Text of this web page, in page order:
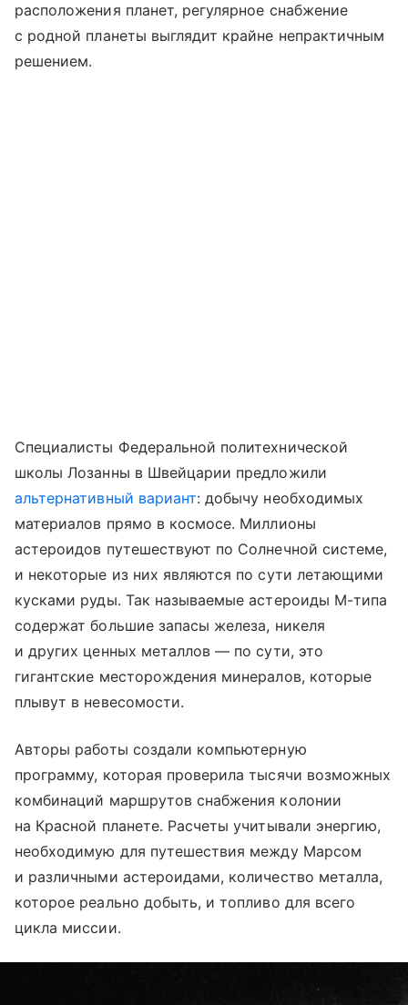
расположения планет, регулярное снабжение
с родной планеты выглядит крайне непрактичным
решением.
Специалисты Федеральной политехнической
школы Лозанны в Швейцарии предложили
альтернативный вариант: добычу необходимых
материалов прямо в космосе. Миллионы
астероидов путешествуют по Солнечной системе,
и некоторые из них являются по сути летающими
кусками руды. Так называемые астероиды М-типа
содержат большие запасы железа, никеля
и других ценных металлов — по сути, это
гигантские месторождения минералов, которые
плывут в невесомости.
Авторы работы создали компьютерную
программу, которая проверила тысячи возможных
комбинаций маршрутов снабжения колонии
на Красной планете. Расчеты учитывали энергию,
необходимую для путешествия между Марсом
и различными астероидами, количество металла,
которое реально добыть, и топливо для всего
цикла миссии.